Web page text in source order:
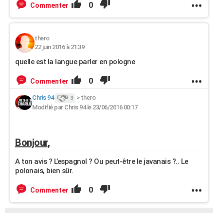
Commenter 0
thero
22 juin 2016 à 21:39
quelle est la langue parler en pologne
Commenter 0
Chris 94 3 > thero
Modifié par Chris 94 le 23/06/2016 00:17
Bonjour,
A ton avis ? L’espagnol ? Ou peut-être le javanais ?.. Le
polonais, bien sûr.
Commenter 0